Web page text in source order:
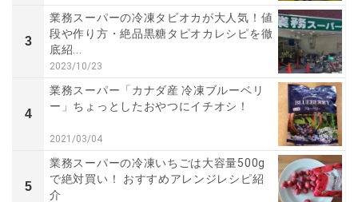
3
業務スーパーの冷凍タピオカが大人気！値
段や作り方・絶品黒糖タピオカレシピを徹
底紹...
2023/10/23
4
業務スーパー「カナダ産 冷凍ブルーベリ
ー」ちょっとしたおやつにイチオシ！
2021/03/04
5
業務スーパーの冷凍いちごは大容量500g
で絶対買い！ おすすめアレンジレシピ紹
介